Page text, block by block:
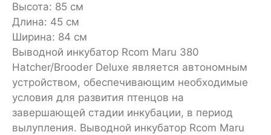
Высота: 85 см
Длина: 45 см
Ширина: 84 см
Выводной инкубатор Rcom Maru 380
Hatcher/Brooder Deluxe является автономным
устройством, обеспечивающим необходимые
условия для развития птенцов на
завершающей стадии инкубации, в период
вылупления. Выводной инкубатор Rcom Maru